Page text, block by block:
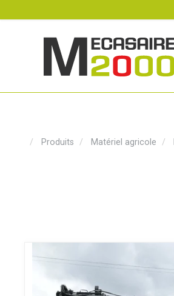
Produits Matériel agricole